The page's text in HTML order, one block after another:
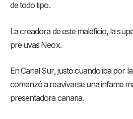
de todo tipo.
La creadora de este maleficio, la
pre uvas Neox.
En Canal Sur, justo cuando iba por
comenzó a reavivarse una infame
presentadora canaria.